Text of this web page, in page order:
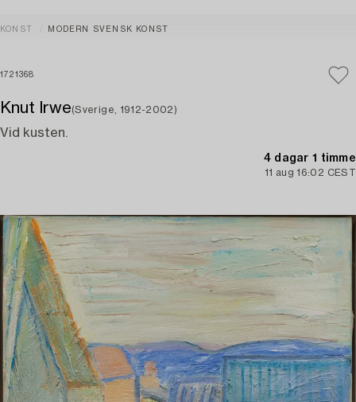
KONST MODERN SVENSK KONST
1721368
Knut Irwe(Sverige, 1912-2002)
Vid kusten.
4 dagar 1 timme
11 aug 16:02 CEST